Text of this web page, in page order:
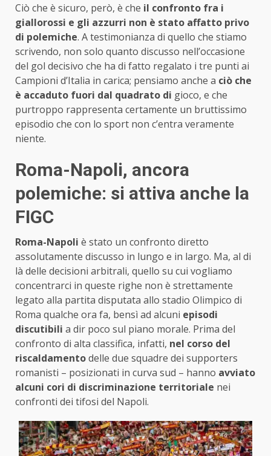
Ciò che è sicuro, però, è che il confronto fra i
giallorossi e gli azzurri non è stato affatto privo
di polemiche. A testimonianza di quello che stiamo
scrivendo, non solo quanto discusso nell’occasione
del gol decisivo che ha di fatto regalato i tre punti ai
Campioni d’Italia in carica; pensiamo anche a ciò che
è accaduto fuori dal quadrato di gioco, e che
purtroppo rappresenta certamente un bruttissimo
episodio che con lo sport non c’entra veramente
niente.
Roma-Napoli, ancora
polemiche: si attiva anche la
FIGC
Roma-Napoli è stato un confronto diretto
assolutamente discusso in lungo e in largo. Ma, al di
là delle decisioni arbitrali, quello su cui vogliamo
concentrarci in queste righe non è strettamente
legato alla partita disputata allo stadio Olimpico di
Roma qualche ora fa, bensì ad alcuni episodi
discutibili a dir poco sul piano morale. Prima del
confronto di alta classifica, infatti, nel corso del
riscaldamentodelle due squadre dei supporters
romanisti – posizionati in curva sud – hanno avviato
alcuni cori di discriminazione territoriale nei
confronti dei tifosi del Napoli.